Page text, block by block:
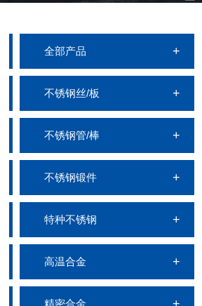
全部产品
不锈钢丝/板
不锈钢管/棒
不锈钢锻件
特种不锈钢
高温合金
精密合金